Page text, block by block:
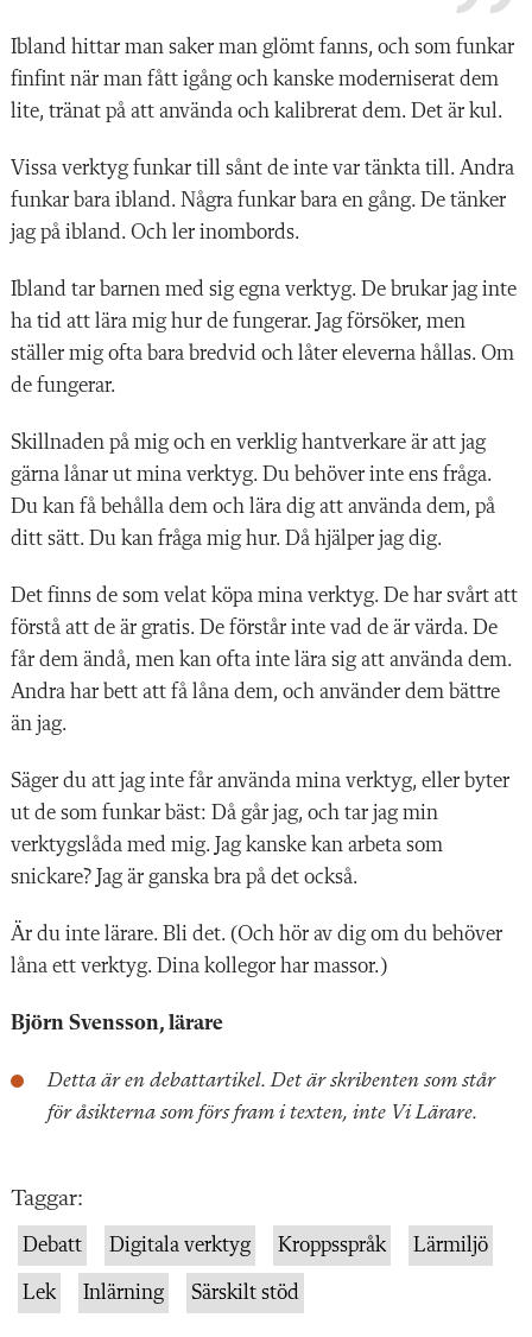
Ibland hittar man saker man glömt fanns, och som funkar
finfint när man fått igång och kanske moderniserat dem
lite, tränat på att använda och kalibrerat dem. Det är kul.
Vissa verktyg funkar till sånt de inte var tänkta till. Andra
funkar bara ibland. Några funkar bara en gång. De tänker
jag på ibland. Och ler inombords.
Ibland tar barnen med sig egna verktyg. De brukar jag inte
ha tid att lära mig hur de fungerar. Jag försöker, men
ställer mig ofta bara bredvid och låter eleverna hållas. Om
de fungerar.
Skillnaden på mig och en verklig hantverkare är att jag
gärna lånar ut mina verktyg. Du behöver inte ens fråga.
Du kan få behålla dem och lära dig att använda dem, på
ditt sätt. Du kan fråga mig hur. Då hjälper jag dig.
Det finns de som velat köpa mina verktyg. De har svårt att
förstå att de är gratis. De förstår inte vad de är värda. De
får dem ändå, men kan ofta inte lära sig att använda dem.
Andra har bett att få låna dem, och använder dem bättre
än jag.
Säger du att jag inte får använda mina verktyg, eller byter
ut de som funkar bäst: Då går jag, och tar jag min
verktygslåda med mig. Jag kanske kan arbeta som
snickare? Jag är ganska bra på det också.
Är du inte lärare. Bli det. (Och hör av dig om du behöver
låna ett verktyg. Dina kollegor har massor.)
Björn Svensson, lärare
Detta är en debattartikel. Det är skribenten som står
för åsikterna som förs fram i texten, inte Vi Lärare.
Taggar:
Debatt Digitala verktyg Kroppsspråk Lärmiljö
Lek Inlärning Särskilt stöd